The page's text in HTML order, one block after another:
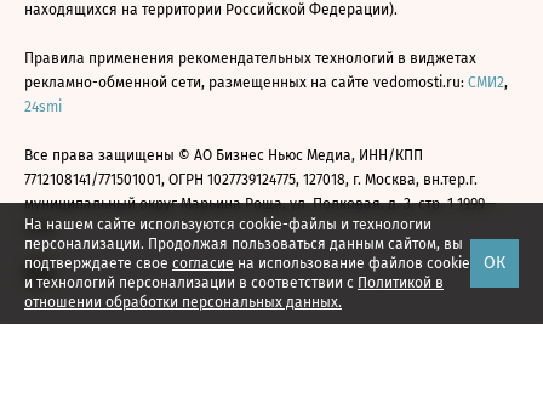
На нашем сайте используются cookie-файлы и технологии
персонализации. Продолжая пользоваться данным сайтом, вы
подтверждаете свое согласие на использование файлов cookie
и технологий персонализации в соответствии с Политикой в
отношении обработки персональных данных.
ОК
находящихся на территории Российской Федерации).
Правила применения рекомендательных технологий в виджетах
рекламно-обменной сети, размещенных на сайте vedomosti.ru: СМИ2,
24smi
Все права защищены © АО Бизнес Ньюс Медиа, ИНН/КПП
7712108141/771501001, ОГРН 1027739124775, 127018, г. Москва, вн.тер.г.
муниципальный округ Марьина Роща, ул. Полковая, д. 3, стр. 1 1999—
2026